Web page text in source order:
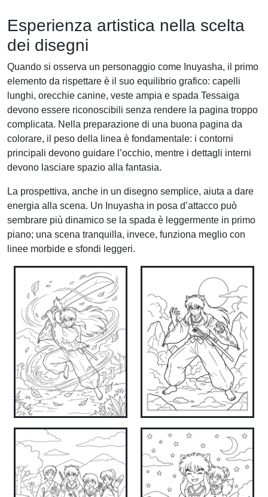
Esperienza artistica nella scelta
dei disegni
Quando si osserva un personaggio come Inuyasha, il primo
elemento da rispettare è il suo equilibrio grafico: capelli
lunghi, orecchie canine, veste ampia e spada Tessaiga
devono essere riconoscibili senza rendere la pagina troppo
complicata. Nella preparazione di una buona pagina da
colorare, il peso della linea è fondamentale: i contorni
principali devono guidare l’occhio, mentre i dettagli interni
devono lasciare spazio alla fantasia.
La prospettiva, anche in un disegno semplice, aiuta a dare
energia alla scena. Un Inuyasha in posa d’attacco può
sembrare più dinamico se la spada è leggermente in primo
piano; una scena tranquilla, invece, funziona meglio con
linee morbide e sfondi leggeri.